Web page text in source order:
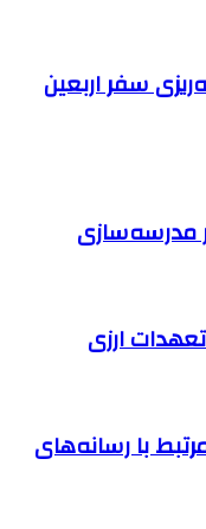
سفر اربعین
با رسانه‌های